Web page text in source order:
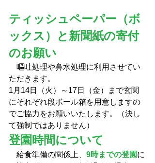
ティッシュペーパー（ボ
ックス）と新聞紙の寄付
のお願い
嘔吐処理や鼻水処理に利用させてい
ただきます。
1月14日（火）～17日（金）まで玄関
にそれぞれ段ボール箱を用意しますの
でご協力をお願いいたします。（決し
て強制ではありません）
登園時間について
給食準備の関係上、 9時までの登園に